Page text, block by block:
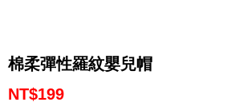
棉柔彈性羅紋嬰兒帽
NT$199